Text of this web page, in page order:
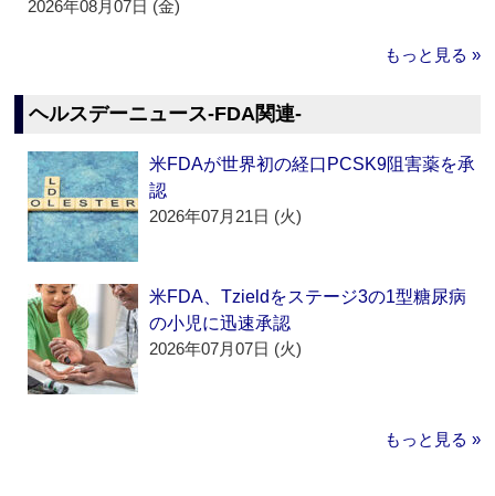
2026年08月07日 (金)
もっと見る »
ヘルスデーニュース‐FDA関連‐
米FDAが世界初の経口PCSK9阻害薬を承
認
2026年07月21日 (火)
米FDA、Tzieldをステージ3の1型糖尿病
の小児に迅速承認
2026年07月07日 (火)
もっと見る »